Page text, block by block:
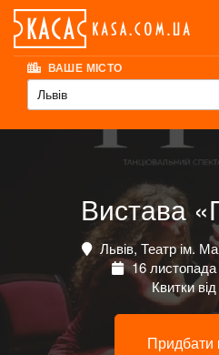
ВАШЕ МІСТО
Львів
Вистава
Львів, Театр ім.
16
Квитки
Придбати